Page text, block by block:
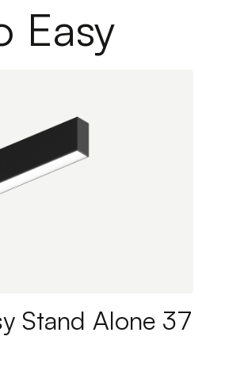
Easy
Stand Alone 37